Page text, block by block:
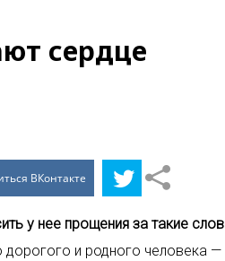
сердце
ВКонтакте
у нее прощения за такие
и родного человека